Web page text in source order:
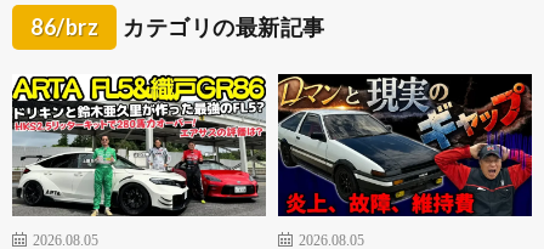
86/brz カテゴリの最新記事
2026.08.05 2026.08.05